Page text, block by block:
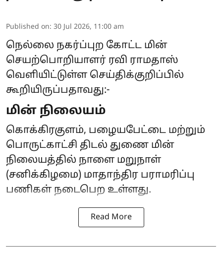
Published on: 30 Jul 2026, 11:00 am
நெல்லை நகர்ப்புற கோட்ட மின்
செயற்பொறியாளர் ரவி ராமதாஸ்
வெளியிட்டுள்ள செய்திக்குறிப்பில்
கூறியிருப்பதாவது:-
மின் நிலையம்
கொக்கிரகுளம், பழையபேட்டை மற்றும்
பொருட்காட்சி திடல் துணை மின்
நிலையத்தில் நாளை மறுநாள்
(சனிக்கிழமை) மாதாந்திர பராமரிப்பு
பணிகள் நடைபெற உள்ளது.
Read More